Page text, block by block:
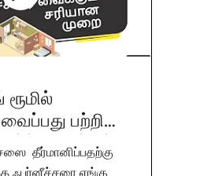
பற்றி
தீர்மானிப்பதற்கு
ஃபர்னீச்சரை எங்கு